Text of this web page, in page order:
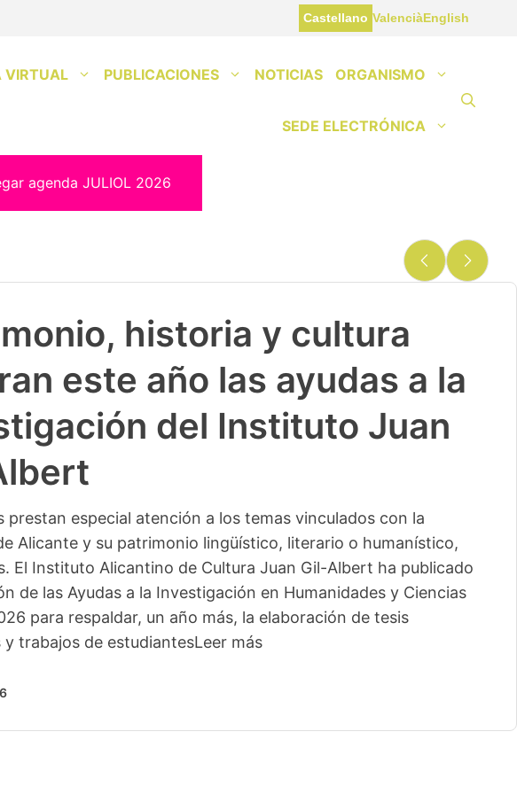
Castellano ValenciàEnglish
VIRTUAL PUBLICACIONES NOTICIAS ORGANISMO
SEDE ELECTRÓNICA
agenda JULIOL 2026
historia y cultura
este año las ayudas a la
del Instituto Juan
prestan especial atención a los temas vinculados con la
Alicante y su patrimonio lingüístico, literario o humanístico,
El Instituto Alicantino de Cultura Juan Gil-Albert ha publicado
de las Ayudas a la Investigación en Humanidades y Ciencias
para respaldar, un año más, la elaboración de tesis
y trabajos de estudiantesLeer más